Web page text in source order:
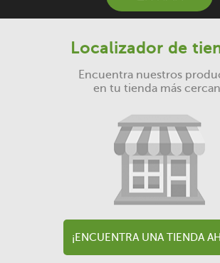
Localizador de
Encuentra nuestros
en tu tienda más
¡ENCUENTRA UNA TIENDA